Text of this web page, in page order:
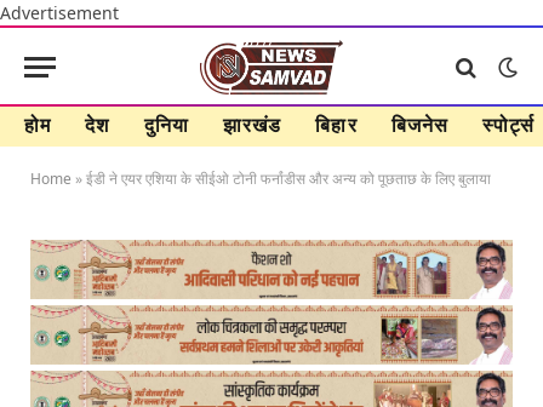
Advertisement
होम देश दुनिया झारखंड बिहार बिजनेस स्पोर्ट्स
Home »ईडी ने एयर एशिया के सीईओ टोनी फर्नांडीस और अन्‍य को पूछताछ के लिए बुलाया